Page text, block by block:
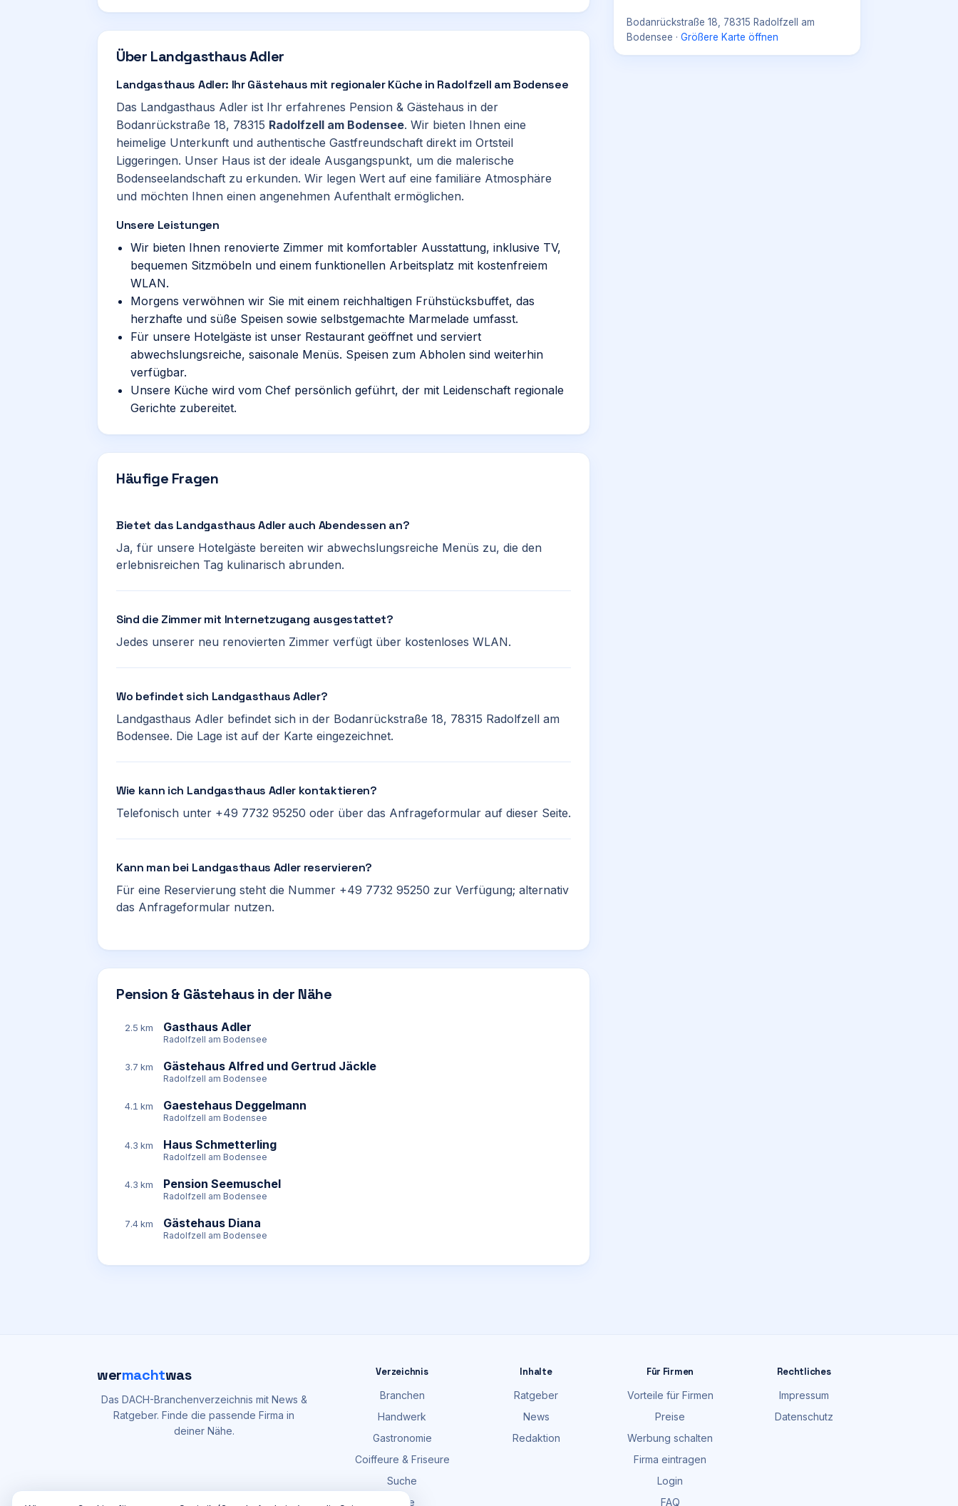
Über Landgasthaus Adler
Landgasthaus Adler: Ihr Gästehaus mit regionaler Küche in Radolfzell am Bodensee
Das Landgasthaus Adler ist Ihr erfahrenes Pension & Gästehaus in der
Bodanrückstraße 18, 78315 Radolfzell am Bodensee. Wir bieten Ihnen eine
heimelige Unterkunft und authentische Gastfreundschaft direkt im Ortsteil
Liggeringen. Unser Haus ist der ideale Ausgangspunkt, um die malerische
Bodenseelandschaft zu erkunden. Wir legen Wert auf eine familiäre Atmosphäre
und möchten Ihnen einen angenehmen Aufenthalt ermöglichen.
Unsere Leistungen
Wir bieten Ihnen renovierte Zimmer mit komfortabler Ausstattung, inklusive TV,
bequemen Sitzmöbeln und einem funktionellen Arbeitsplatz mit kostenfreiem
WLAN.
Morgens verwöhnen wir Sie mit einem reichhaltigen Frühstücksbuffet, das
herzhafte und süße Speisen sowie selbstgemachte Marmelade umfasst.
Für unsere Hotelgäste ist unser Restaurant geöffnet und serviert
abwechslungsreiche, saisonale Menüs. Speisen zum Abholen sind weiterhin
verfügbar.
Unsere Küche wird vom Chef persönlich geführt, der mit Leidenschaft regionale
Gerichte zubereitet.
Häufige Fragen
Bietet das Landgasthaus Adler auch Abendessen an?
Ja, für unsere Hotelgäste bereiten wir abwechslungsreiche Menüs zu, die den
erlebnisreichen Tag kulinarisch abrunden.
Sind die Zimmer mit Internetzugang ausgestattet?
Jedes unserer neu renovierten Zimmer verfügt über kostenloses WLAN.
Wo befindet sich Landgasthaus Adler?
Landgasthaus Adler befindet sich in der Bodanrückstraße 18, 78315 Radolfzell am
Bodensee. Die Lage ist auf der Karte eingezeichnet.
Wie kann ich Landgasthaus Adler kontaktieren?
Telefonisch unter +49 7732 95250 oder über das Anfrageformular auf dieser Seite.
Kann man bei Landgasthaus Adler reservieren?
Für eine Reservierung steht die Nummer +49 7732 95250 zur Verfügung; alternativ
das Anfrageformular nutzen.
Pension & Gästehaus in der Nähe
2.5 km Gasthaus Adler
Radolfzell am Bodensee
3.7 km Gästehaus Alfred und Gertrud Jäckle
Radolfzell am Bodensee
4.1 km Gaestehaus Deggelmann
Radolfzell am Bodensee
4.3 km Haus Schmetterling
Radolfzell am Bodensee
4.3 km Pension Seemuschel
Radolfzell am Bodensee
7.4 km Gästehaus Diana
Radolfzell am Bodensee
Bodanrückstraße 18, 78315 Radolfzell am
Bodensee · Größere Karte öffnen
wermachtwas
Das DACH-Branchenverzeichnis mit News &
Ratgeber. Finde die passende Firma in
deiner Nähe.
Verzeichnis
Branchen
Handwerk
Gastronomie
Coiffeure & Friseure
Suche
Karte
Inhalte
Ratgeber
News
Redaktion
Für Firmen
Vorteile für Firmen
Preise
Werbung schalten
Firma eintragen
Login
FAQ
Rechtliches
Impressum
Datenschutz